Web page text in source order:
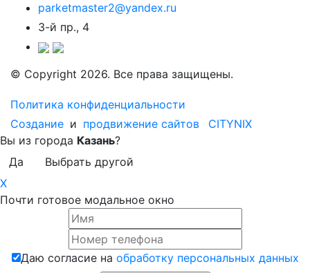
parketmaster2@yandex.ru
3-й пр., 4
© Copyright 2026. Все права защищены.
Политика конфиденциальности
Создание и продвижение сайтов
CITYNIX
Вы из города Казань?
Да
Выбрать другой
X
Почти готовое модальное окно
Даю согласие на обработку персональных данных